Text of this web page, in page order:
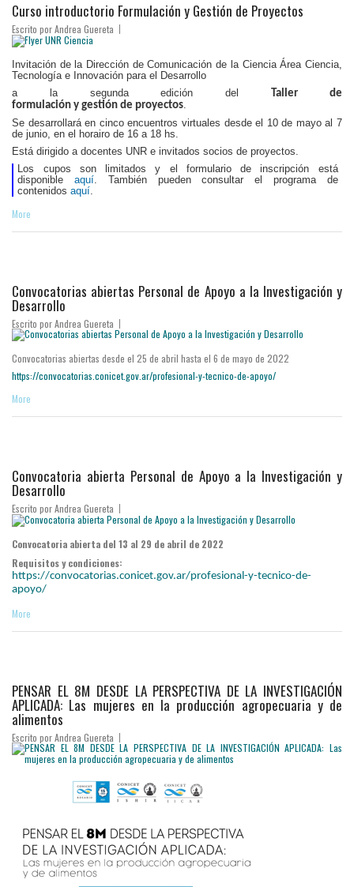
Curso introductorio Formulación y Gestión de Proyectos
Escrito porAndrea Guereta
Invitación de la Dirección de Comunicación de la Ciencia Área Ciencia,
Tecnología e Innovación para el Desarrollo
a la segunda edición delTaller de
formulación y gestión de proyectos
Se desarrollará en cinco encuentros virtuales desde el 10 de mayo al 7
de junio, en el horairo de 16 a 18 hs.
Está dirigido a docentes UNR e invitados socios de proyectos.
Los cupos son limitados y el formulario de inscripción está
disponibleaquí . También pueden consultar el programa de
contenidosaquí
More
Convocatorias abiertas Personal de Apoyo a la Investigación y
Desarrollo
Escrito porAndrea Guereta
Convocatorias abiertas desde el 25 de abril hasta el 6 de mayo de 2022
https://convocatorias.conicet.gov.ar/profesional-y-tecnico-de-apoyo/
More
Convocatoria abierta Personal de Apoyo a la Investigación y
Desarrollo
Escrito porAndrea Guereta
Convocatoria abierta del 13 al 29 de abril de 2022
Requisitos y condiciones:
https://convocatorias.conicet.gov.ar/profesional-y-tecnico-de-
apoyo/
More
PENSAR EL 8M DESDE LA PERSPECTIVA DE LA INVESTIGACIÓN
APLICADA: Las mujeres en la producción agropecuaria y de
alimentos
Escrito porAndrea Guereta